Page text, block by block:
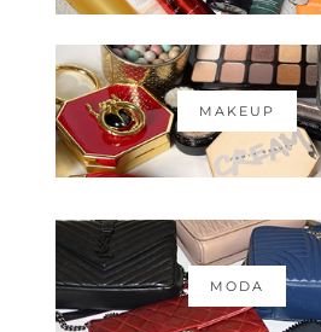
MAKEUP
MODA